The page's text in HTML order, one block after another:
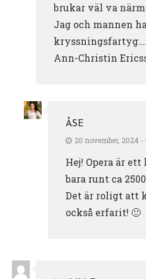
brukar väl va
Jag och mannen
Ann-Christin
ÅSE
20 november, 2024 -
Hej! Opera är
bara runt ca
Det är roligt att
också erfarit! 🙂